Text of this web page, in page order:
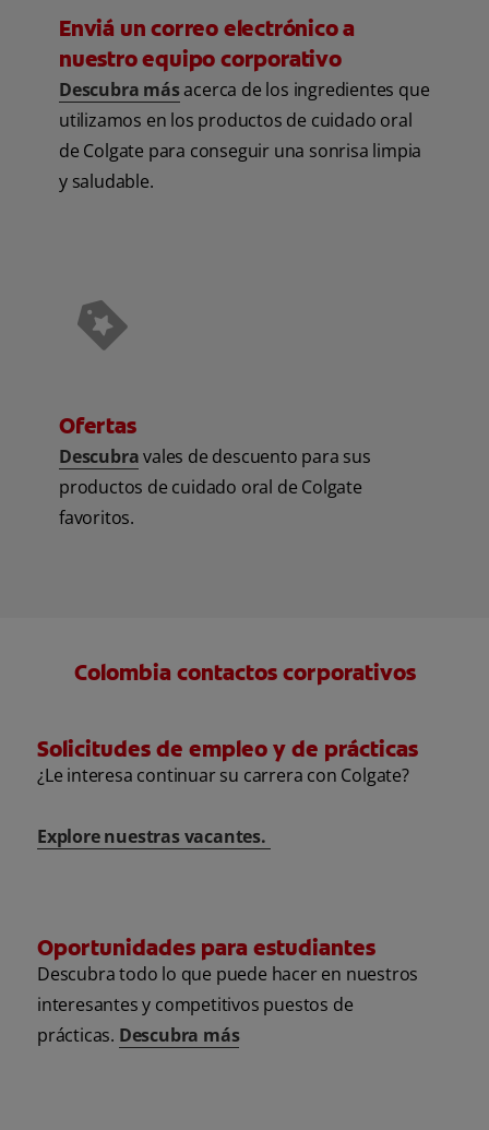
Enviá un correo electrónico a
nuestro equipo corporativo
Descubra másacerca de los ingredientes que
utilizamos en los productos de cuidado oral
de Colgate para conseguir una sonrisa limpia
y saludable.
Ofertas
Descubravales de descuento para sus
productos de cuidado oral de Colgate
favoritos.
Colombia contactos corporativos
Solicitudes de empleo y de prácticas
¿Le interesa continuar su carrera con Colgate?
Explore nuestras vacantes.
Oportunidades para estudiantes
Descubra todo lo que puede hacer en nuestros
interesantes y competitivos puestos de
prácticas. Descubra más